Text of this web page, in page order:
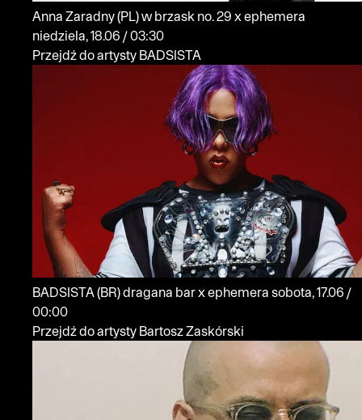
Anna Zaradny(PL)w brzask no. 29 x ephemera
niedziela, 18.06 / 03:30
Przejdź do artysty BADSISTA
BADSISTA (BR)dragana bar x ephemera sobota, 17.06 /
00:00
Przejdź do artysty Bartosz Zaskórski